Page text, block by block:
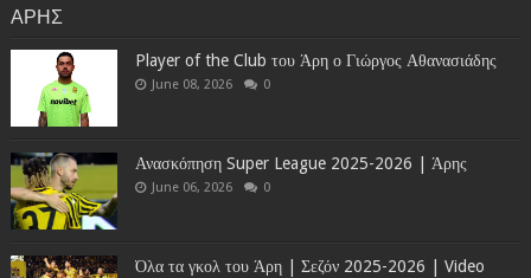
ΑΡΗΣ
Player of the Club του Άρη ο Γιώργος Αθανασιάδης
June 08, 2026 0
Ανασκόπηση Super League 2025-2026 | Άρης
June 06, 2026 0
Όλα τα γκολ του Άρη | Σεζόν 2025-2026 | Video